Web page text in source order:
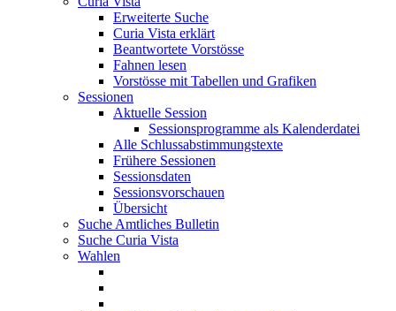
Erweiterte Suche
Curia Vista erklärt
Beantwortete Vorstösse
Fahnen lesen
Vorstösse mit Tabellen und Grafiken
Sessionen
Aktuelle Session
Sessionsprogramme als Kalenderdatei
Alle Schlussabstimmungstexte
Frühere Sessionen
Sessionsdaten
Sessionsvorschauen
Übersicht
Suche Amtliches Bulletin
Suche Curia Vista
Wahlen